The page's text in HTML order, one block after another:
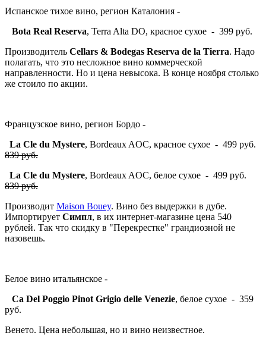
Испанское тихое вино, регион Каталония -
Bota Real Reserva, Terra Alta DO, красное сухое - 399 руб.
Производитель Cellars & Bodegas Reserva de la Tierra. Надо
полагать, что это несложное вино коммерческой
направленности. Но и цена невысока. В конце ноября столько
же стоило по акции.
Французское вино, регион Бордо -
La Cle du Mystere, Bordeaux AOC, красное сухое - 499 руб.
839 руб.
La Cle du Mystere, Bordeaux AOC, белое сухое - 499 руб.
839 руб.
Производит Maison Bouey. Вино без выдержки в дубе.
Импортирует Симпл, в их интернет-магазине цена 540
рублей. Так что скидку в "Перекрестке" грандиозной не
назовешь.
Белое вино итальянское -
Ca Del Poggio Pinot Grigio delle Venezie, белое сухое - 359
руб.
Венето. Цена небольшая, но и вино неизвестное.